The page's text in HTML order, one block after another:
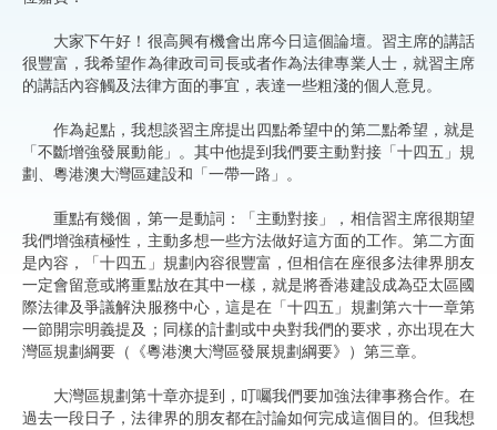
大家下午好！很高興有機會出席今日這個論壇。習主席的講話
很豐富，我希望作為律政司司長或者作為法律專業人士，就習主席
的講話內容觸及法律方面的事宜，表達一些粗淺的個人意見。
作為起點，我想談習主席提出四點希望中的第二點希望，就是
「不斷增強發展動能」。其中他提到我們要主動對接「十四五」規
劃、粵港澳大灣區建設和「一帶一路」。
重點有幾個，第一是動詞：「主動對接」，相信習主席很期望
我們增強積極性，主動多想一些方法做好這方面的工作。第二方面
是內容，「十四五」規劃內容很豐富，但相信在座很多法律界朋友
一定會留意或將重點放在其中一樣，就是將香港建設成為亞太區國
際法律及爭議解決服務中心，這是在「十四五」規劃第六十一章第
一節開宗明義提及；同樣的計劃或中央對我們的要求，亦出現在大
灣區規劃綱要（《粵港澳大灣區發展規劃綱要》）第三章。
大灣區規劃第十章亦提到，叮囑我們要加強法律事務合作。在
過去一段日子，法律界的朋友都在討論如何完成這個目的。但我想